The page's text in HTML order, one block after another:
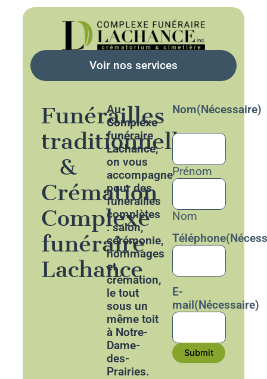
Funérailles
traditionnelles
&
Crémation
Complexe
funéraire
Lachance
Au
Complexe
funéraire
Lachance,
on vous
accompagne
pour des
funérailles
complètes
: salon,
cérémonie,
hommages
et
crémation,
le tout
sous un
même toit
à Notre-
Dame-
des-
Prairies.
Nom(Nécessaire)
Prénom
Nom
Téléphone
E-
mail(Nécessaire)
Submit
Voir nos services